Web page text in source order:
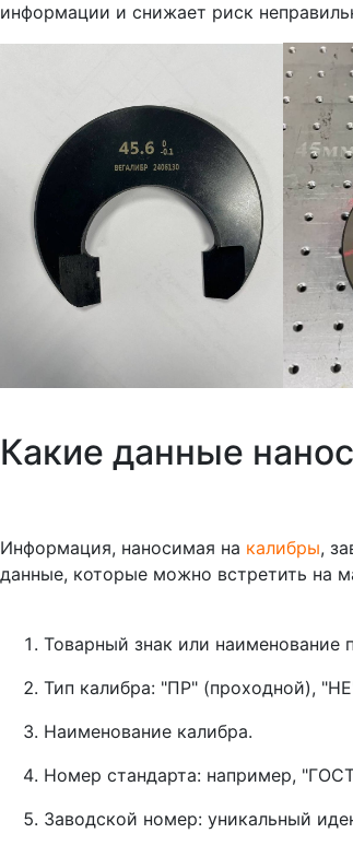
информации и снижает риск
Какие данные
Информация, наносимая на калибры,
данные, которые можно встретить на
Товарный знак или наименование
Тип калибра: "ПР" (проходной),
Наименование калибра.
Номер стандарта: например,
Заводской номер: уникальный